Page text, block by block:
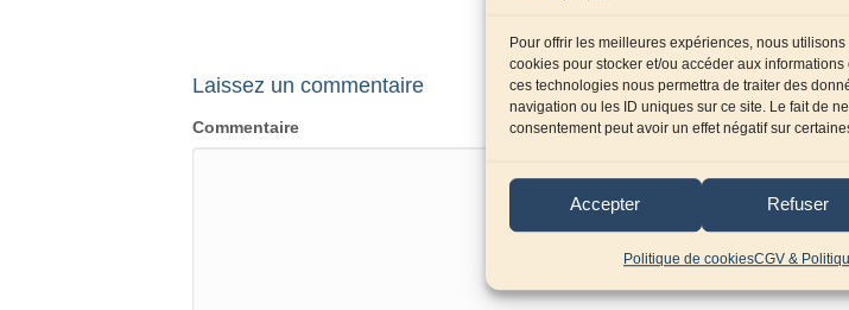
Pour offrir les meilleures expériences, nous
cookies pour stocker et/ou accéder aux
ces technologies nous permettra de traiter des
navigation ou les ID uniques sur ce site. Le fait de
consentement peut avoir un effet négatif sur
Accepter Refuser
Politique de cookiesCGV &
Laissez un commentaire
Commentaire